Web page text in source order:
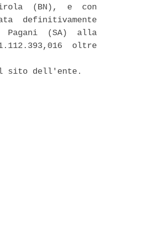
(BN),  e  con
definitivamente
Pagani  (SA)  alla
oltre
sito dell'ente.